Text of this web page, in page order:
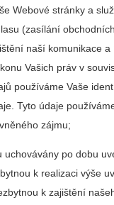
Webové stránky a
(zasílání
naší komunikace a
Vašich práv v
používáme Vaše
Tyto údaje
zájmu;
uchovávány po dobu
k realizaci výše
k zajištění